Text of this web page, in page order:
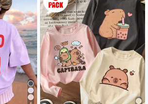
Follower
Follower
Follower
Follower